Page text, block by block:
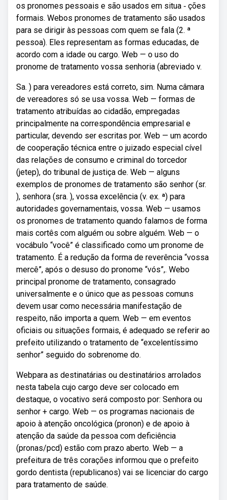
os pronomes pessoais e são usados em situa ‑ ções
formais. Webos pronomes de tratamento são usados
para se dirigir às pessoas com quem se fala (2. ª
pessoa). Eles representam as formas educadas, de
acordo com a idade ou cargo. Web — o uso do
pronome de tratamento vossa senhoria (abreviado v.
Sa. ) para vereadores está correto, sim. Numa câmara
de vereadores só se usa vossa. Web — formas de
tratamento atribuídas ao cidadão, empregadas
principalmente na correspondência empresarial e
particular, devendo ser escritas por. Web — um acordo
de cooperação técnica entre o juizado especial cível
das relações de consumo e criminal do torcedor
(jetep), do tribunal de justiça de. Web — alguns
exemplos de pronomes de tratamento são senhor (sr.
), senhora (sra. ), vossa excelência (v. ex. ª) para
autoridades governamentais, vossa. Web — usamos
os pronomes de tratamento quando falamos de forma
mais cortês com alguém ou sobre alguém. Web — o
vocábulo “você” é classificado como um pronome de
tratamento. É a redução da forma de reverência “vossa
mercê”, após o desuso do pronome “vós”,. Webo
principal pronome de tratamento, consagrado
universalmente e o único que as pessoas comuns
devem usar como necessária manifestação de
respeito, não importa a quem. Web — em eventos
oficiais ou situações formais, é adequado se referir ao
prefeito utilizando o tratamento de “excelentíssimo
senhor” seguido do sobrenome do.
Webpara as destinatárias ou destinatários arrolados
nesta tabela cujo cargo deve ser colocado em
destaque, o vocativo será composto por: Senhora ou
senhor + cargo. Web — os programas nacionais de
apoio à atenção oncológica (pronon) e de apoio à
atenção da saúde da pessoa com deficiência
(pronas/pcd) estão com prazo aberto. Web — a
prefeitura de três corações informou que o prefeito
gordo dentista (republicanos) vai se licenciar do cargo
para tratamento de saúde.